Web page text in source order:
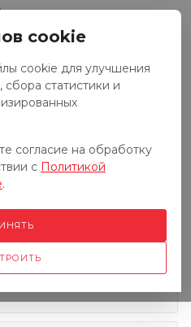
тракторам
автомобилям
cookie
cookie для улучшения
сбора статистики и
согласие на обработку
с Политикой
.